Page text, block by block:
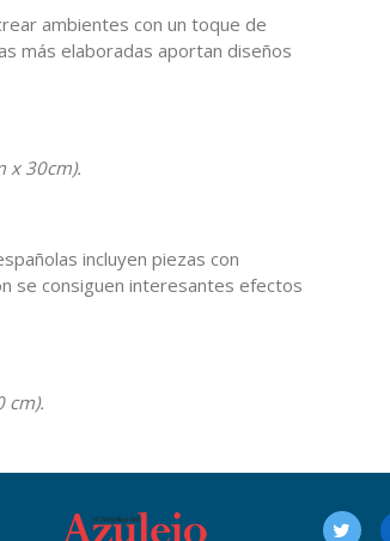
ambientes con un toque de
más elaboradas aportan diseños
x 30cm).
incluyen piezas con
se consiguen interesantes efectos
cm).